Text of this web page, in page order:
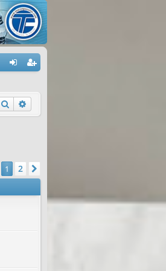
ne
xi
nr
eg
r
Rechercher
1 2